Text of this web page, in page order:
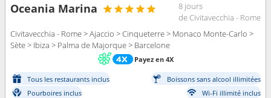
Oceania Marina
8 jours
de Civitavecchia - Rome
Civitavecchia - Rome > Ajaccio > Cinqueterre > Monaco Monte-Carlo >
Sète > Ibiza > Palma de Majorque > Barcelone
Payez en 4X
Tous les restaurants inclus
Boissons sans alcool illimitées
Pourboires inclus
Wi-Fi illimité inclus